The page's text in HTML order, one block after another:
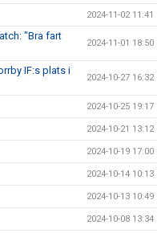
2024-11-02 11:41
"Bra fart
2024-11-01 18:50
IF:s plats i
2024-10-27 16:32
2024-10-25 19:17
2024-10-21 13:12
2024-10-19 17:00
2024-10-14 10:13
2024-10-13 10:49
2024-10-08 13:34